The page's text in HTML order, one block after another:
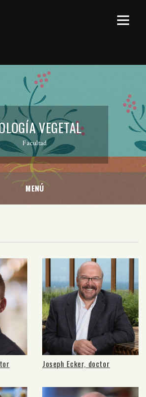
VEGETAL
Facultad
MENÚ
Joseph Ecker, doctor